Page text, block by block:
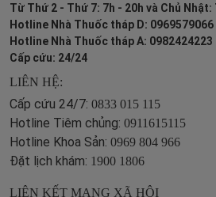
Từ Thứ 2 - Thứ 7: 7h - 20h và Chủ Nhật:
Hotline Nhà Thuốc tháp D: 0969579066
Hotline Nhà Thuốc tháp A: 0982424223
Cấp cứu: 24/24
LIÊN HỆ:
Cấp cứu 24/7: 0833 015 115
Hotline Tiêm chủng: 0911615115
Hotline Khoa Sản: 0969 804 966
Đặt lịch khám: 1900 1806
LIÊN KẾT MẠNG XÃ HỘI